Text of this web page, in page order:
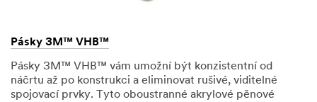
Pásky 3M™ VHB™
Pásky 3M™ VHB™ vám umožní být konzistentní od
náčrtu až po konstrukci a eliminovat rušivé, viditelné
spojovací prvky. Tyto oboustranné akrylové pěnové